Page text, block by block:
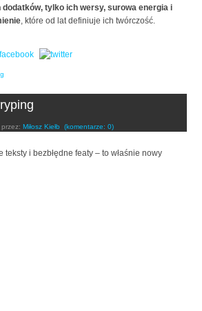
dodatków, tylko ich wersy, surowa energia i
, które od lat definiuje ich twórczość.
przez: Miłosz Kiełb (komentarze: 0)
i bezbłędne featy – to właśnie nowy